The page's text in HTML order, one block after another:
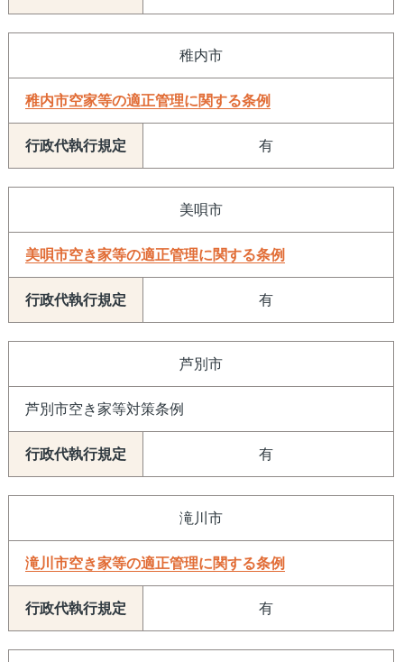
稚内市
稚内市空家等の適正管理に関する条例
有
美唄市
美唄市空き家等の適正管理に関する条例
有
芦別市
芦別市空き家等対策条例
有
滝川市
滝川市空き家等の適正管理に関する条例
有